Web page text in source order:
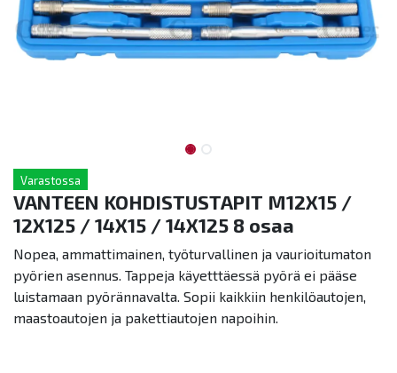
Varastossa
VANTEEN KOHDISTUSTAPIT M12X15 /
12X125 / 14X15 / 14X125 8 osaa
Nopea, ammattimainen, työturvallinen ja vaurioitumaton
pyörien asennus. Tappeja käyetttäessä pyörä ei pääse
luistamaan pyörännavalta. Sopii kaikkiin henkilöautojen,
maastoautojen ja pakettiautojen napoihin.